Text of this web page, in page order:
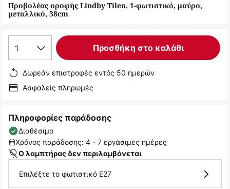
εικόνων
Προβολέας οροφής Lindby Tilen, 1-φωτιστικό, μαύρο,
μεταλλικό, 38cm
1 Προσθήκη στο καλάθι
Δωρεάν επιστροφές εντός 50 ημερών
Ασφαλείς πληρωμές
Πληροφορίες παράδοσης
Διαθέσιμο
Χρόνος παράδοσης: 4 - 7 εργάσιμες ημέρες
Ο λαμπτήρας δεν περιλαμβάνεται
Επιλέξτε το φωτιστικό E27